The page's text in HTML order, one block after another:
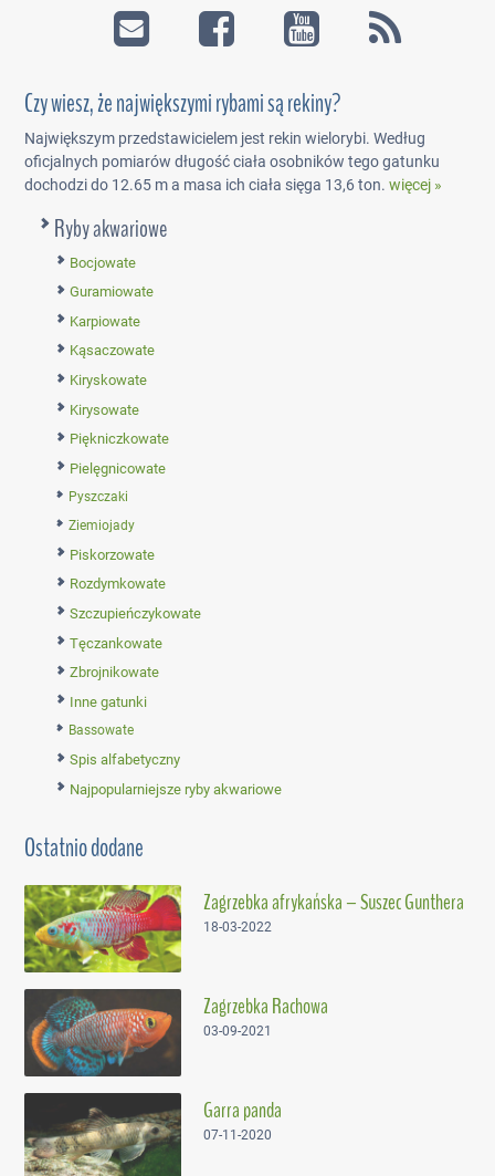
Czy wiesz, że największymi rybami są rekiny?
Największym przedstawicielem jest rekin wielorybi. Według
oficjalnych pomiarów długość ciała osobników tego gatunku
dochodzi do 12.65 m a masa ich ciała sięga 13,6 ton.więcej »
Ryby akwariowe
Bocjowate
Guramiowate
Karpiowate
Kąsaczowate
Kiryskowate
Kirysowate
Piękniczkowate
Pielęgnicowate
Pyszczaki
Ziemiojady
Piskorzowate
Rozdymkowate
Szczupieńczykowate
Tęczankowate
Zbrojnikowate
Inne gatunki
Bassowate
Spis alfabetyczny
Najpopularniejsze ryby akwariowe
Ostatnio dodane
Zagrzebka afrykańska – Suszec Gunthera
18-03-2022
Zagrzebka Rachowa
03-09-2021
Garra panda
07-11-2020